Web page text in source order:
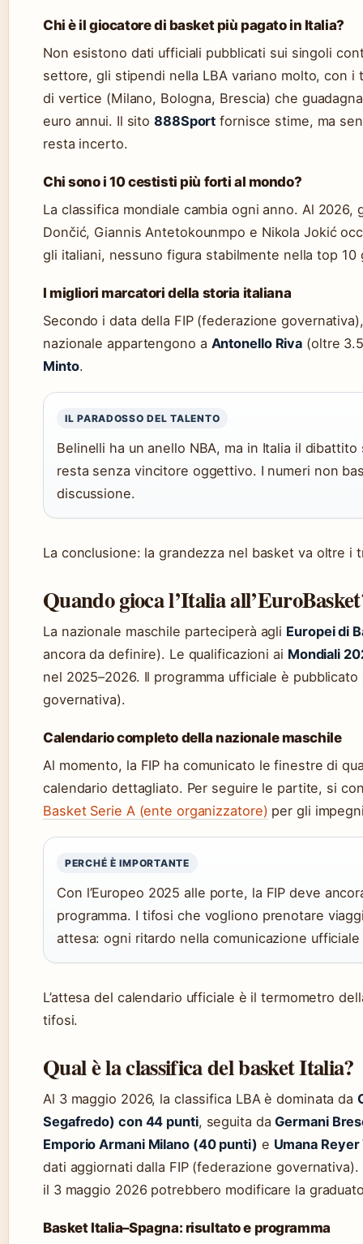
Chi è il giocatore di basket più pagato in Italia?
Non esistono dati ufficiali pubblicati sui singoli
settore, gli stipendi nella LBA variano molto, con i
di vertice (Milano, Bologna, Brescia) che
euro annui. Il sito888Sport fornisce stime, ma
resta incerto.
Chi sono i 10 cestisti più forti al mondo?
La classifica mondiale cambia ogni anno. Al 2026,
Dončić, Giannis Antetokounmpo e Nikola Jokić
gli italiani, nessuno figura stabilmente nella top 10
I migliori marcatori della storia italiana
Secondo i data della FIP (federazione
nazionale appartengono a Antonello Riva (oltre
Minto.
IL PARADOSSO DEL TALENTO
Belinelli ha un anello NBA, ma in Italia il dibattito
resta senza vincitore oggettivo. I numeri non
discussione.
La conclusione: la grandezza nel basket va oltre i
Quando gioca l’Italia
La nazionale maschile parteciperà agli Europei di
ancora da definire). Le qualificazioni ai Mondiali
nel 2025–2026. Il programma ufficiale è
governativa).
Calendario completo della nazionale maschile
Al momento, la FIP ha comunicato le finestre di
calendario dettagliato. Per seguire le partite, si
Basket Serie A (ente organizzatore) per gli
PERCHÉ È IMPORTANTE
Con l’Europeo 2025 alle porte, la FIP deve
programma. I tifosi che vogliono prenotare
attesa: ogni ritardo nella comunicazione ufficiale
L’attesa del calendario ufficiale è il termometro
tifosi.
Qual è la classifica del basket Italia?
Al 3 maggio 2026, la classifica LBA è dominata da
Segafredo) con 44 punti, seguita daGermani
Emporio Armani Milano (40 punti) e Umana
dati aggiornati dalla FIP (federazione
il 3 maggio 2026 potrebbero modificare la
Basket Italia–Spagna: risultato e programma